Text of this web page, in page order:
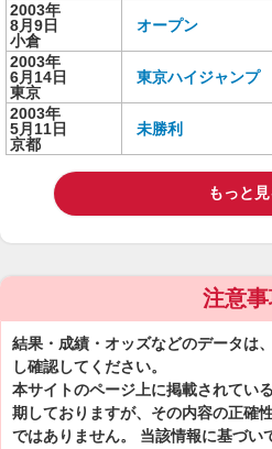
2003年
8月9日
小倉
オープン
2003年
6月14日
東京
東京ハイジャンプ
2003年
5月11日
京都
未勝利
もっと
注意
結果・成績・オッズなどのデータは
し確認してください。
本サイトのページ上に掲載されてい
期しておりますが、その内容の正確
ではありません。 当該情報に基づい